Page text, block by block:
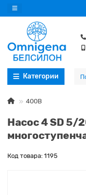
Категории
400В
Насос 4 SD 5/
Код товара: 1195